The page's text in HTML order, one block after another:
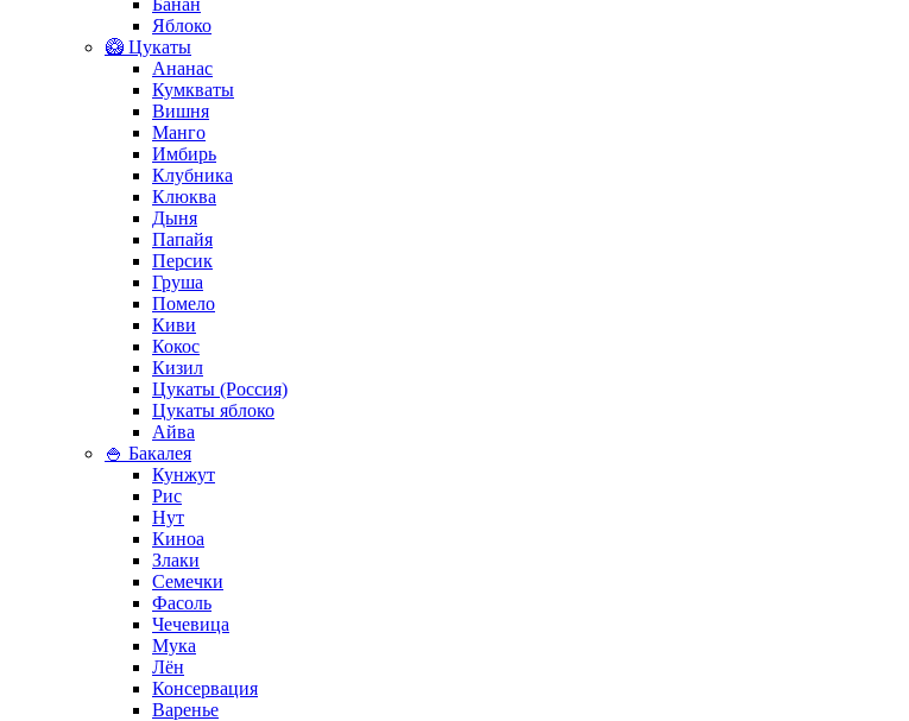
Банан
Яблоко
🥝 Цукаты
Ананас
Кумкваты
Вишня
Манго
Имбирь
Клубника
Клюква
Дыня
Папайя
Персик
Груша
Помело
Киви
Кокос
Кизил
Цукаты (Россия)
Цукаты яблоко
Айва
🍚 Бакалея
Кунжут
Рис
Нут
Киноа
Злаки
Семечки
Фасоль
Чечевица
Мука
Лён
Консервация
Варенье